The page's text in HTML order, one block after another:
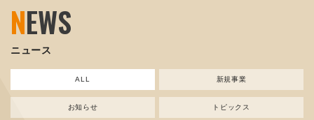
NEWS
ニュース
ALL 新規事業
お知らせ トピックス